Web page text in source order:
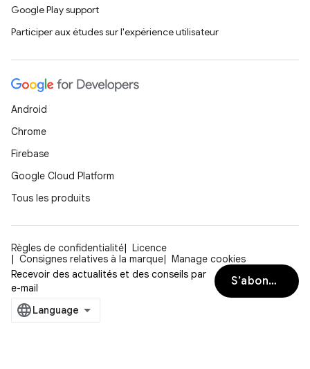
Google Play support
Participer aux études sur l'expérience utilisateur
Android
Chrome
Firebase
Google Cloud Platform
Tous les produits
Règles de confidentialité
Licence
Consignes relatives à la marque
Manage cookies
Recevoir des actualités et des conseils par
e-mail
S’abonner